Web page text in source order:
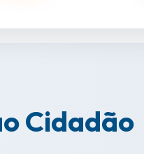
Cidadão